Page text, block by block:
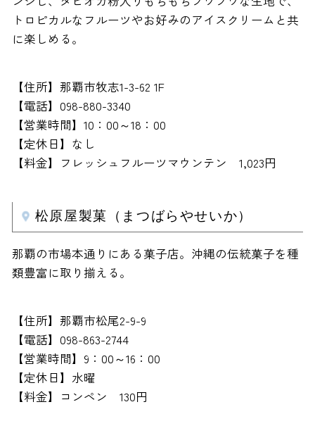
トロピカルなフルーツやお好みのアイスクリームと共
に楽しめる。
【住所】那覇市牧志1-3-62 1F
【電話】098-880-3340
【営業時間】10：00～18：00
【定休日】なし
【料金】フレッシュフルーツマウンテン 1,023円
松原屋製菓（まつばらやせいか）
那覇の市場本通りにある菓子店。沖縄の伝統菓子を種
類豊富に取り揃える。
【住所】那覇市松尾2-9-9
【電話】098-863-2744
【営業時間】9：00～16：00
【定休日】水曜
【料金】コンペン 130円